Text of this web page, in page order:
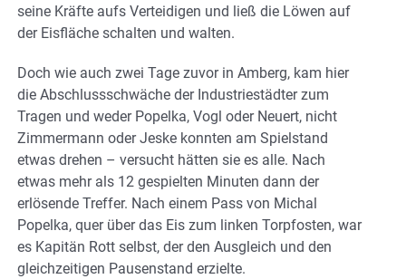
seine Kräfte aufs Verteidigen und ließ die Löwen auf
der Eisfläche schalten und walten.
Doch wie auch zwei Tage zuvor in Amberg, kam hier
die Abschlussschwäche der Industriestädter zum
Tragen und weder Popelka, Vogl oder Neuert, nicht
Zimmermann oder Jeske konnten am Spielstand
etwas drehen – versucht hätten sie es alle. Nach
etwas mehr als 12 gespielten Minuten dann der
erlösende Treffer. Nach einem Pass von Michal
Popelka, quer über das Eis zum linken Torpfosten, war
es Kapitän Rott selbst, der den Ausgleich und den
gleichzeitigen Pausenstand erzielte.